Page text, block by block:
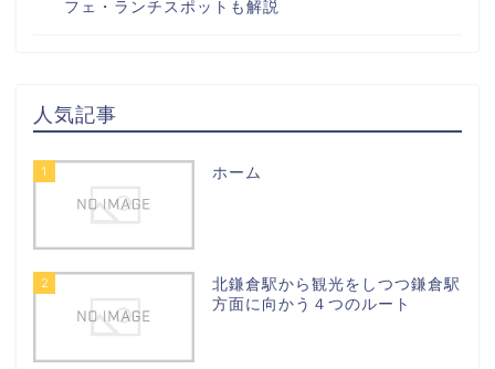
フェ・ランチスポットも解説
人気記事
1 ホーム
2
北鎌倉駅から観光をしつつ鎌倉駅
方面に向かう４つのルート